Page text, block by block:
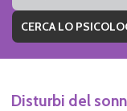
Disturbi del